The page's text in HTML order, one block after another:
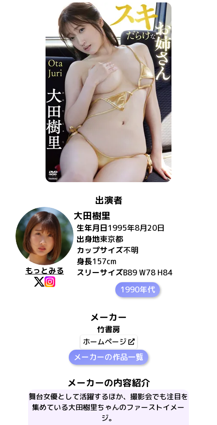
出演者
もっとみる
大田樹里
生年月日1995年8月20日
出身地東京都
カップサイズ不明
身長157cm
スリーサイズB89 W78 H84
1990年代
メーカー
竹書房
ホームページ
メーカーの作品一覧
メーカーの内容紹介
舞台女優として活躍するほか、撮影会でも注目を
集めている大田樹里ちゃんのファーストイメー
ジ。